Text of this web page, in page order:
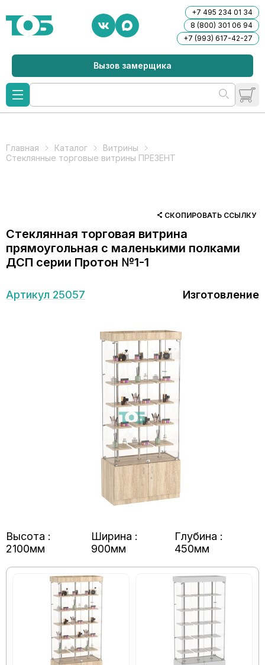
+7 495 234 01 34
8 (800) 301 06 94
+7 (993) 617-42-27
Вызов замерщика
Главная Каталог
Витрины
Стеклянные торговые витрины ПРЕЗЕНТ
СКОПИРОВАТЬ ССЫЛКУ
Стеклянная торговая витрина
прямоугольная с маленькими полками
ДСП серии Протон №1-1
Артикул 25057 Изготовление
Высота :
2100мм
Ширина :
900мм
Глубина :
450мм